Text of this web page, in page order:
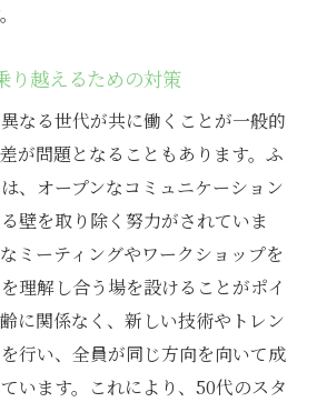
り越えるための対策
なる世代が共に働くことが一般的
が問題となることもあります。ふ
、オープンなコミュニケーション
壁を取り除く努力がされていま
ミーティングやワークショップを
理解し合う場を設けることがポイ
に関係なく、新しい技術やトレン
行い、全員が同じ方向を向いて成
います。これにより、50代のスタ